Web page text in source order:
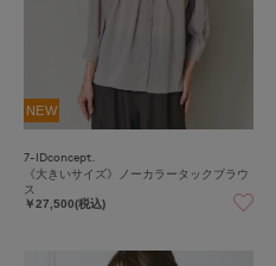
NEW
7-IDconcept.
《大きいサイズ》ノーカラータックブラウ
ス
￥27,500(税込)